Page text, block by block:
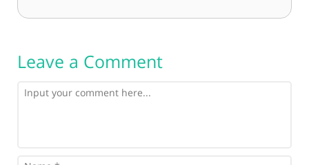
Leave a Comment